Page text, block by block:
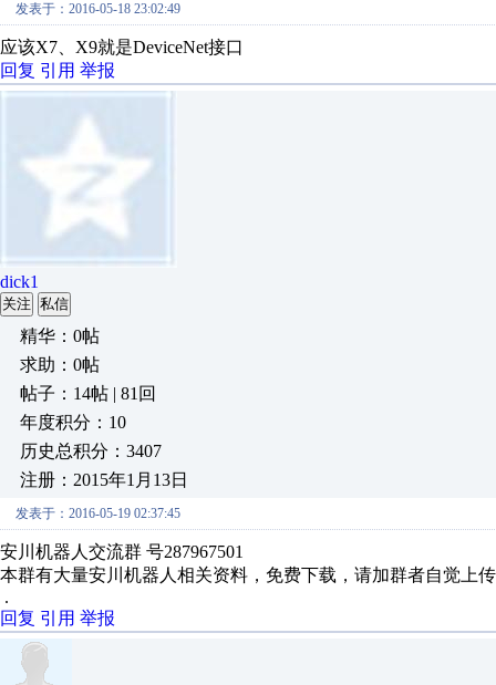
发表于：2016-05-18 23:02:49
应该X7、X9就是DeviceNet接口
回复 引用 举报
dick1
关注 私信
精华：0帖
求助：0帖
帖子：14帖 | 81回
年度积分：10
历史总积分：3407
注册：2015年1月13日
发表于：2016-05-19 02:37:45
安川机器人交流群 号287967501
本群有大量安川机器人相关资料，免费下载，请加群者自觉上
.
回复 引用 举报